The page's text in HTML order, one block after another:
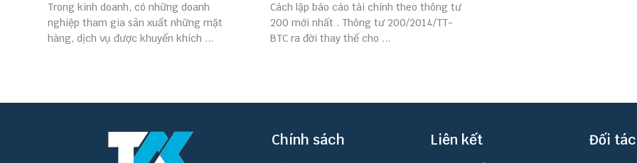
Trong kinh doanh, có những doanh
nghiệp tham gia sản xuất những mặt
hàng, dịch vụ được khuyến khích ...
Cách lập báo cáo tài chính theo thông tư
200 mới nhất . Thông tư 200/2014/TT-
BTC ra đời thay thế cho ...
Chính sách Liên kết Đối tác